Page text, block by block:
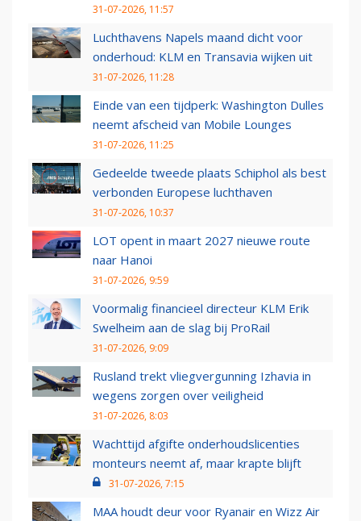
31-07-2026, 11:57
Luchthavens Napels maand dicht voor
onderhoud: KLM en Transavia wijken uit
31-07-2026, 11:28
Einde van een tijdperk: Washington Dulles
neemt afscheid van Mobile Lounges
31-07-2026, 11:25
Gedeelde tweede plaats Schiphol als best
verbonden Europese luchthaven
31-07-2026, 10:37
LOT opent in maart 2027 nieuwe route
naar Hanoi
31-07-2026, 9:59
Voormalig financieel directeur KLM Erik
Swelheim aan de slag bij ProRail
31-07-2026, 9:09
Rusland trekt vliegvergunning Izhavia in
wegens zorgen over veiligheid
31-07-2026, 8:03
Wachttijd afgifte onderhoudslicenties
monteurs neemt af, maar krapte blijft
31-07-2026, 7:15
MAA houdt deur voor Ryanair en Wizz Air